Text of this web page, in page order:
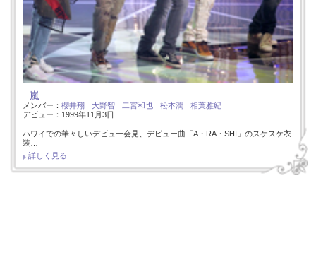
嵐
メンバー： 櫻井翔 大野智 二宮和也 松本潤
相葉雅紀
デビュー：1999年11月3日
ハワイでの華々しいデビュー会見、デビュー曲「A・RA・SHI」のスケスケ衣
装…
詳しく見る